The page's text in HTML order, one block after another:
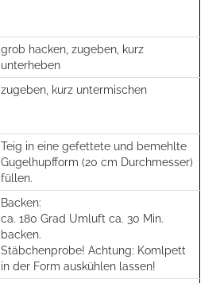
grob hacken, zugeben, kurz
unterheben
zugeben, kurz untermischen
Teig in eine gefettete und bemehlte
Gugelhupfform (20 cm Durchmesser)
füllen.
Backen:
ca. 180 Grad Umluft ca. 30 Min.
backen.
Stäbchenprobe! Achtung: Komlpett
in der Form auskühlen lassen!